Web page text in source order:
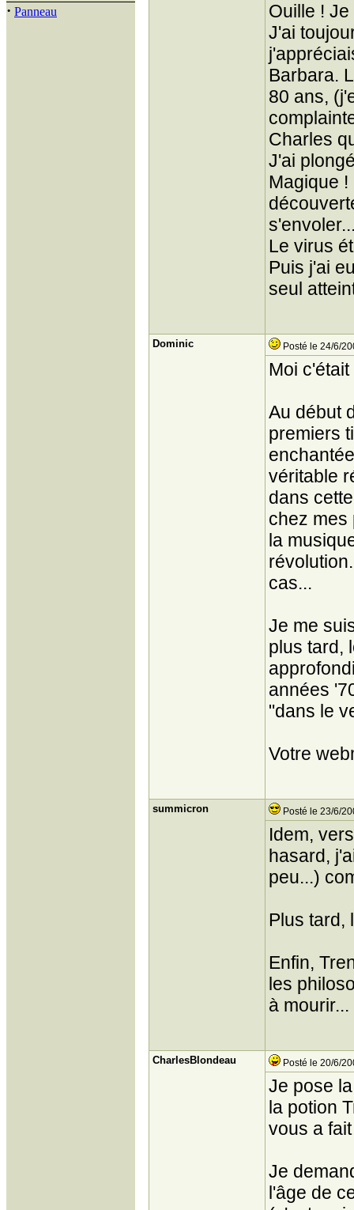
· Panneau
Ouille !
J'ai
Barbara.
80 ans,
Charles
J'ai
Magique
Le virus
Puis j'ai
seul
Dominic Posté le 24/6/
Moi
Au début
premiers
véritable
dans
chez mes
la
cas...
Je me
plus tard,
années
"dans le
Votre
summicron Posté le 23/6/
Idem,
hasard,
peu...)
Plus tard,
Enfin,
les
à mourir...
CharlesBlondeau Posté le 20/6/
Je pose
la potion
vous a
Je
l'âge de